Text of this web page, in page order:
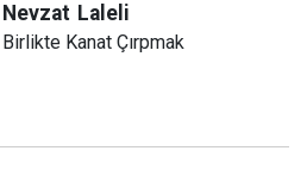
Nevzat Laleli
Birlikte Kanat Çırpmak